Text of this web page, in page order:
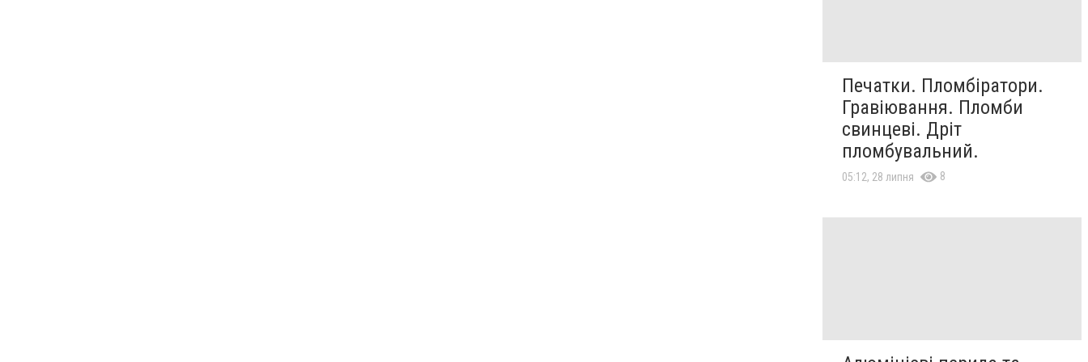
Печатки. Пломбіратори.
Гравіювання. Пломби
свинцеві. Дріт
пломбувальний.
05:12, 28 липня 8